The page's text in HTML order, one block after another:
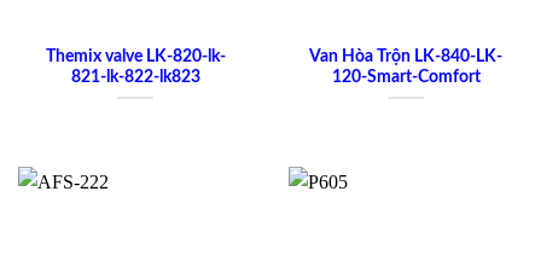
Themix valve LK-820-lk-
821-lk-822-lk823
Van Hòa Trộn LK-840-LK-
120-Smart-Comfort